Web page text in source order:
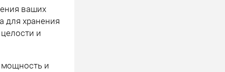
ваших
для хранения
и
мощность и